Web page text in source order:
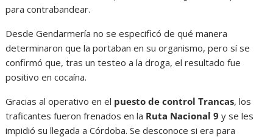
para contrabandear.
Desde Gendarmería no se especificó de qué manera
determinaron que la portaban en su organismo, pero sí se
confirmó que, tras un testeo a la droga, el resultado fue
positivo en cocaína.
Gracias al operativo en el puesto de control Trancas, los
traficantes fueron frenados en la Ruta Nacional 9 y se les
impidió su llegada a Córdoba. Se desconoce si era para